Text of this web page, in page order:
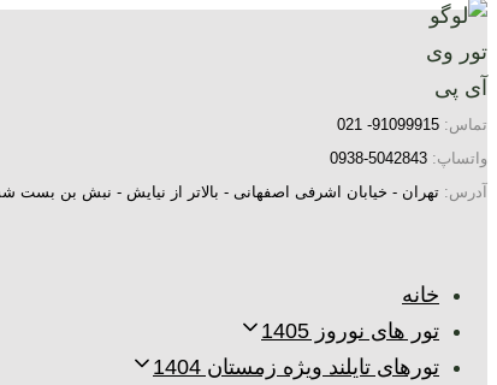
پرش
لینک
ها
رفتن
به
ناوبری
اولیه
پرش
به
تماس: 91099915- 021
واتساپ: 5042843-0938
آدرس: تهران - خیابان اشرفی اصفهانی - بالاتر از نیایش - نبش بن بست
خانه
تور های نوروز 1405
تورهای تایلند ویژه زمستان 1404